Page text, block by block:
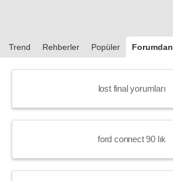
Trend Rehberler Popüler Forumdan
lost final yorumları
ford connect 90 lık